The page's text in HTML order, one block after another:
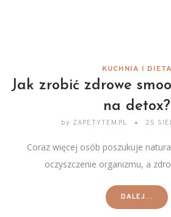
KUCHNIA I DIETA
Jak zrobić zdrowe
na detox?
by ZAPETYTEM.PL 25
Coraz więcej osób poszukuje
oczyszczenie organizmu, a
DALEJ...